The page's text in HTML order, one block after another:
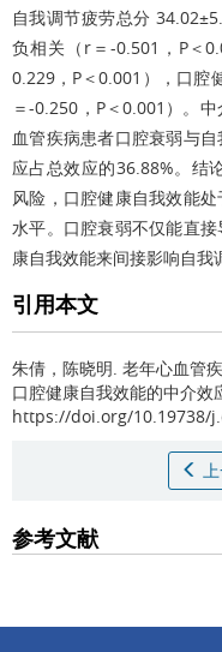
自我调节疲劳总分
负相关（r＝-0.501，P＜
0.229，P＜0.001），口腔
＝-0.250，P＜0.001）。
血管疾病患者口腔衰弱与
应占总效应的36.88%。结
风险，口腔健康自我效能
水平。口腔衰弱不仅能直
康自我效能来间接影响自我
引用本文
朱倩，陈晓明. 老年心血管
口腔健康自我效能的中介效
https://doi.org/10.19738/
参考文献